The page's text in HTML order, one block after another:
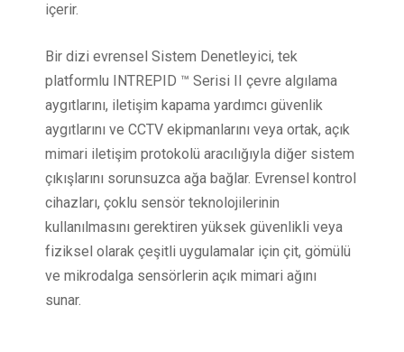
içerir.
Bir dizi evrensel Sistem Denetleyici, tek
platformlu INTREPID ™ Serisi II çevre algılama
aygıtlarını, iletişim kapama yardımcı güvenlik
aygıtlarını ve CCTV ekipmanlarını veya ortak, açık
mimari iletişim protokolü aracılığıyla diğer sistem
çıkışlarını sorunsuzca ağa bağlar. Evrensel kontrol
cihazları, çoklu sensör teknolojilerinin
kullanılmasını gerektiren yüksek güvenlikli veya
fiziksel olarak çeşitli uygulamalar için çit, gömülü
ve mikrodalga sensörlerin açık mimari ağını
sunar.